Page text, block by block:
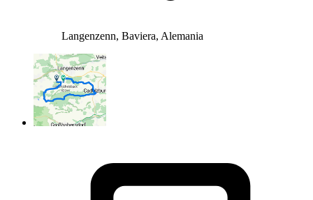
Langenzenn, Baviera, Alemania